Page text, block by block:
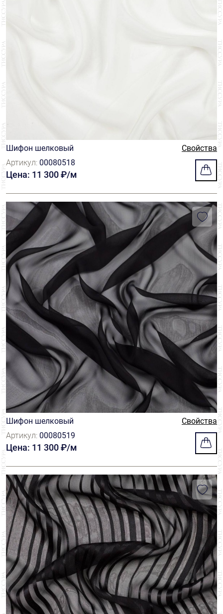
Шифон шелковый
Свойства
Артикул: 00080518
Цена: 11 300 ₽/м
Шифон шелковый
Свойства
Артикул: 00080519
Цена: 11 300 ₽/м